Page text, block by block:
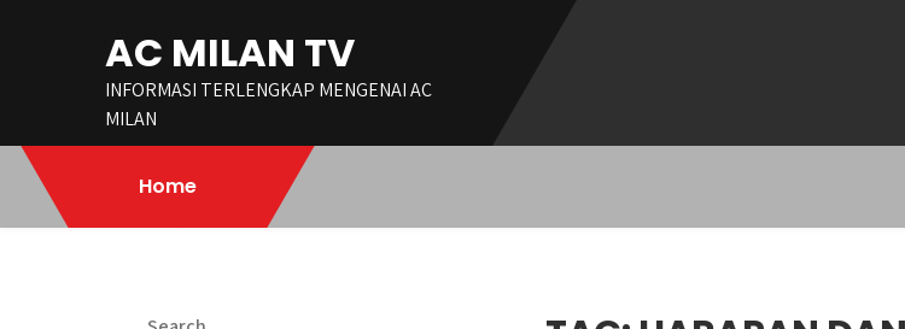
AC MILAN TV
INFORMASI TERLENGKAP MENGENAI AC
MILAN
Home